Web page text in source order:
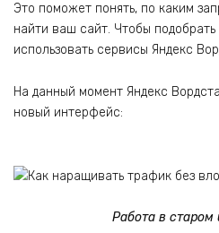
Это поможет понять, по каким
найти ваш сайт. Чтобы
использовать сервисы Яндекс
На данный момент Яндекс
новый интерфейс:
Работа в старом